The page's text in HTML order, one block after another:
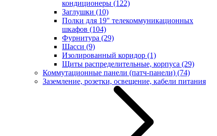
кондиционеры (122)
Заглушки (10)
Полки для 19" телекоммуникационных
шкафов (104)
Фурнитура (29)
Шасси (9)
Изолированный коридор (1)
Щиты распределительные, корпуса (29)
Коммутационные панели (патч-панели) (74)
Заземление, розетки, освещение, кабели питания